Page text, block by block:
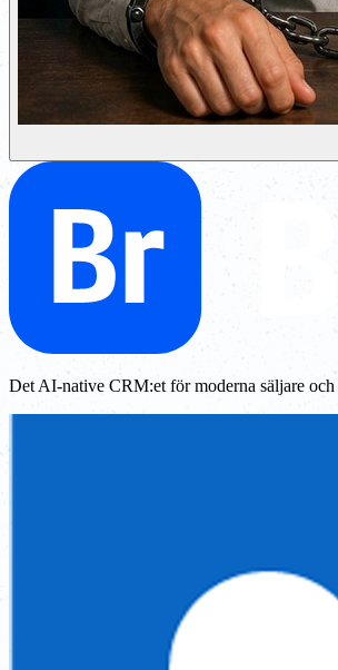
Det AI-native CRM:et för moderna säljare